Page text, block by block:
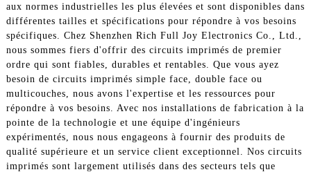
aux normes industrielles les plus élevées et sont disponibles dans
différentes tailles et spécifications pour répondre à vos besoins
spécifiques. Chez Shenzhen Rich Full Joy Electronics Co., Ltd.,
nous sommes fiers d'offrir des circuits imprimés de premier
ordre qui sont fiables, durables et rentables. Que vous ayez
besoin de circuits imprimés simple face, double face ou
multicouches, nous avons l'expertise et les ressources pour
répondre à vos besoins. Avec nos installations de fabrication à la
pointe de la technologie et une équipe d'ingénieurs
expérimentés, nous nous engageons à fournir des produits de
qualité supérieure et un service client exceptionnel. Nos circuits
imprimés sont largement utilisés dans des secteurs tels que